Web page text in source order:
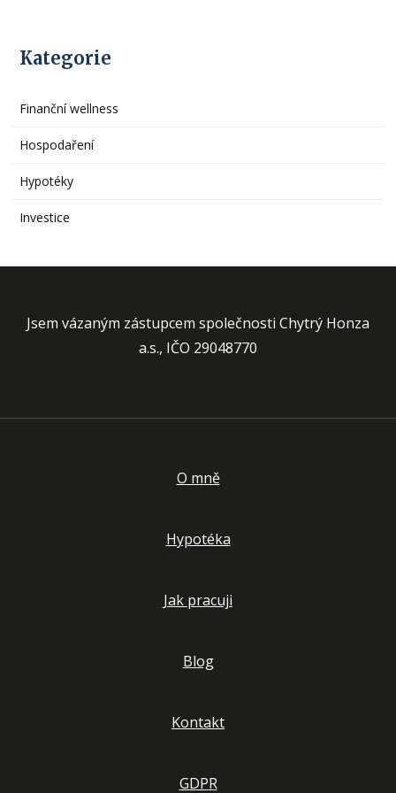
Kategorie
Finanční wellness
Hospodaření
Hypotéky
Investice
Jsem vázaným zástupcem společnosti Chytrý Honza
a.s., IČO 29048770
O mně
Hypotéka
Jak pracuji
Blog
Kontakt
GDPR